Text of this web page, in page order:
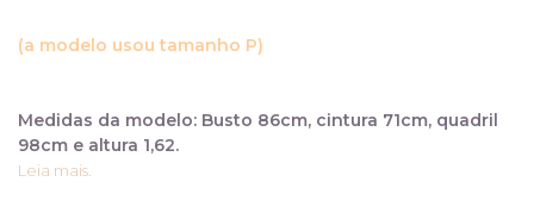
(a modelo usou tamanho P)
Medidas da modelo: Busto 86cm, cintura 71cm, quadril
98cm e altura 1,62.
Leia mais.